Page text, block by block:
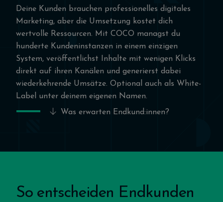
Deine Kunden brauchen professionelles digitales
Marketing, aber die Umsetzung kostet dich
wertvolle Ressourcen. Mit COCO managst du
hunderte Kundeninstanzen in einem einzigen
System, veröffentlichst Inhalte mit wenigen Klicks
direkt auf ihren Kanälen und generierst dabei
wiederkehrende Umsätze. Optional auch als White-
Label unter deinem eigenen Namen.
Was erwarten Endkund:innen?
So entscheiden Endkunden